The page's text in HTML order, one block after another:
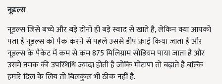
नूडल्स
नूडल्स जिसे बच्चे और बड़े दोनों ही बड़े स्वाद से खाते है, लेकिन क्या आपको
पता है नूडल्स को पैक करने से पहले उससे डीप फ्राई किया जाता है और
नूडल्स के पैकेट में कम से कम 875 मिलिग्राम सोडियम पाया जाता है और
उसमे नमक की उपस्थिथि ज्यादा होती है जोकि मोटापा तो बढ़ाते है बल्कि
हमारे दिल के लिय तो बिलकुल भी ठीक नहीं है.